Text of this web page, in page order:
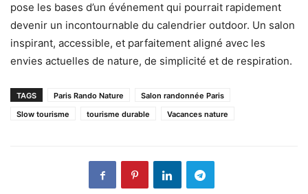
pose les bases d’un événement qui pourrait rapidement
devenir un incontournable du calendrier outdoor. Un salon
inspirant, accessible, et parfaitement aligné avec les
envies actuelles de nature, de simplicité et de respiration.
TAGS Paris Rando Nature
Salon randonnée Paris
Slow tourisme
tourisme durable Vacances nature